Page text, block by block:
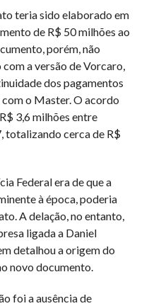
teria sido elaborado em
de R$ 50 milhões ao
porém, não
a versão de Vorcaro,
dos pagamentos
o Master. O acordo
3,6 milhões entre
totalizando cerca de R$
Federal era de que a
à época, poderia
A delação, no entanto,
ligada a Daniel
detalhou a origem do
novo documento.
foi a ausência de